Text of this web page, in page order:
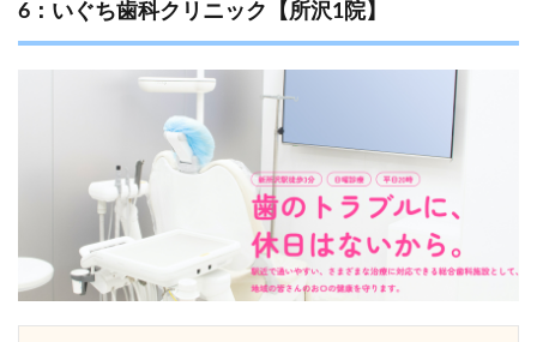
6：いぐち歯科クリニック【所沢1院】